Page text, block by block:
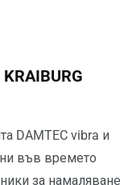
DAMTEC vibra и
във времето
за намаляване